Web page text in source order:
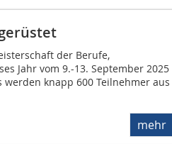
der Berufe,
Jahr vom 9.-13. September 2025
knapp 600 Teilnehmer aus
mehr